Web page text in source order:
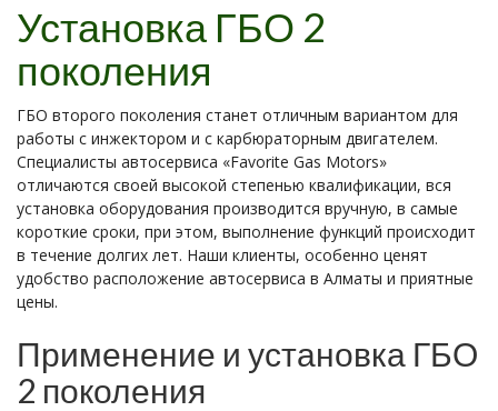
Установка ГБО 2
поколения
ГБО второго поколения станет отличным вариантом для
работы с инжектором и с карбюраторным двигателем.
Специалисты автосервиса «Favorite Gas Motors»
отличаются своей высокой степенью квалификации, вся
установка оборудования производится вручную, в самые
короткие сроки, при этом, выполнение функций происходит
в течение долгих лет. Наши клиенты, особенно ценят
удобство расположение автосервиса в Алматы и приятные
цены.
Применение и установка ГБО
2 поколения